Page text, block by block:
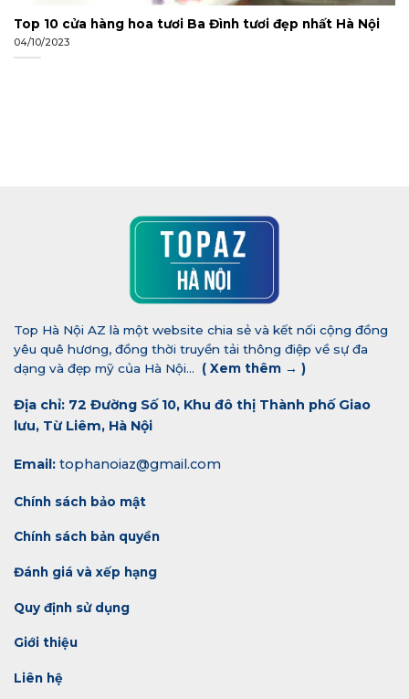
Top 10 cửa hàng hoa tươi Ba Đình tươi đẹp nhất Hà Nội
04/10/2023
Top Hà Nội AZ là một website chia sẻ và kết nối cộng đồng
yêu quê hương, đồng thời truyền tải thông điệp về sự đa
dạng và đẹp mỹ của Hà Nội... ( Xem thêm → )
Địa chỉ: 72 Đường Số 10, Khu đô thị Thành phố Giao
lưu, Từ Liêm, Hà Nội
Email: tophanoiaz@gmail.com
Chính sách bảo mật
Chính sách bản quyền
Đánh giá và xếp hạng
Quy định sử dụng
Giới thiệu
Liên hệ